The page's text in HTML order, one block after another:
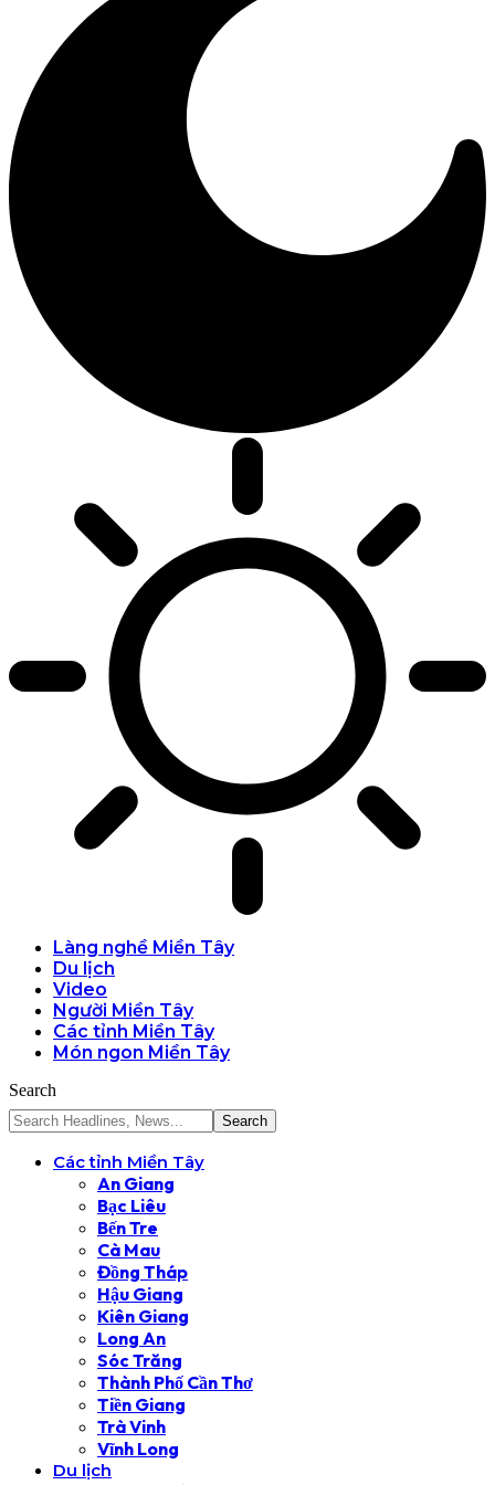
Làng nghề Miền Tây
Du lịch
Video
Người Miền Tây
Các tỉnh Miền Tây
Món ngon Miền Tây
Search
Các tỉnh Miền Tây
An Giang
Bạc Liêu
Bến Tre
Cà Mau
Đồng Tháp
Hậu Giang
Kiên Giang
Long An
Sóc Trăng
Thành Phố Cần Thơ
Tiền Giang
Trà Vinh
Vĩnh Long
Du lịch